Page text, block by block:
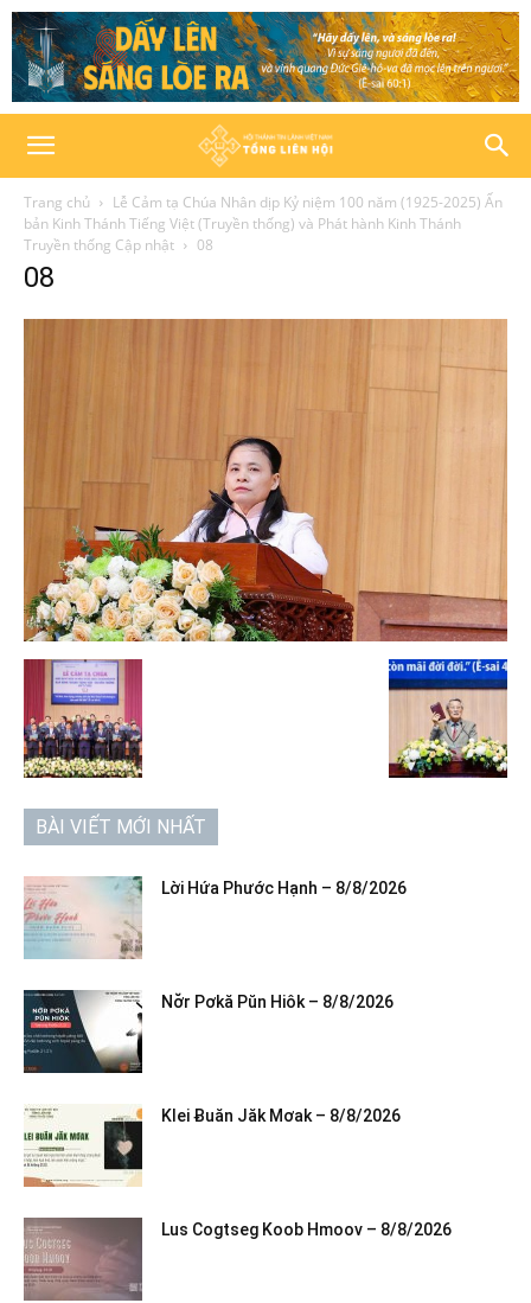
Trang chủ
Lễ Cảm tạ Chúa Nhân dịp Kỷ niệm 100 năm (1925-2025) Ấn
bản Kinh Thánh Tiếng Việt (Truyền thống) và Phát hành Kinh Thánh
Truyền thống Cập nhật
08
08
BÀI VIẾT MỚI NHẤT
Lời Hứa Phước Hạnh – 8/8/2026
Nơ̆r Pơkă Pŭn Hiôk – 8/8/2026
Klei Ƀuăn Jăk Mơak – 8/8/2026
Lus Cogtseg Koob Hmoov – 8/8/2026